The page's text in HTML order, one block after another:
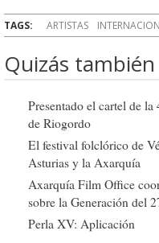
TAGS: ARTISTAS
Quizás
Presentado el cartel de
de Riogordo
El festival folclórico de
Asturias y la Axarquía
Axarquía Film Office
sobre la Generación del
Perla XV: Aplicación